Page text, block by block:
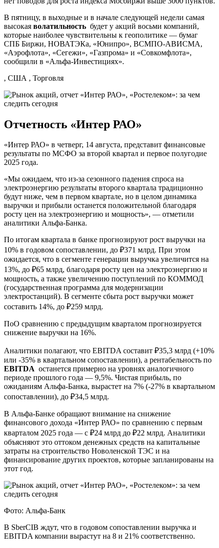
В пятницу, в выходные и в начале следующей недели самая
высокая волатильность будет у акций восьми компаний,
которые наиболее чувствительны к геополитике — бумаг
СПБ Биржи, НОВАТЭКа, «Юнипро», ВСМПО-АВИСМА,
«Аэрофлота», «Сегежи», «Газпрома» и «Совкомфлота»,
сообщили в «Альфа-Инвестициях».
, США , Торговля
Отчетность «Интер РАО»
«Интер РАО» в четверг, 14 августа, представит финансовые
результаты по МСФО за второй квартал и первое полугодие
2025 года.
«Мы ожидаем, что из-за сезонного падения спроса на
электроэнергию результаты второго квартала традиционно
будут ниже, чем в первом квартале, но в целом динамика
выручки и прибыли останется положительной благодаря
росту цен на электроэнергию и мощность», — отметили
аналитики Альфа-Банка.
По итогам квартала в банке прогнозируют рост выручки на
10% в годовом сопоставлении, до ₽371 млрд. При этом
ожидается, что в сегменте генерации выручка увеличится на
13%, до ₽65 млрд, благодаря росту цен на электроэнергию и
мощность, а также увеличению поступлений по КОММОД
(государственная программа для модернизации
электростанций). В сегменте сбыта рост выручки может
составить 14%, до ₽259 млрд.
ПоО сравнению с предыдущим кварталом прогнозируется
снижение выручки на 16%.
Аналитики полагают, что EBITDA составит ₽35,3 млрд (+10%
или -35% в квартальном сопоставлении), а рентабельность по
EBITDA останется примерно на уровнях аналогичного
периоде прошлого года — 9,5%. Чистая прибыль, по
ожиданиям Альфа-Банка, вырастет на 7% (-27% в квартальном
сопоставлении), до ₽34,5 млрд.
В Альфа-Банке обращают внимание на снижение
финансового дохода «Интер РАО» по сравнению с первым
кварталом 2025 года — с ₽24 млрд до ₽22 млрд. Аналитики
объясняют это оттоком денежных средств на капитальные
затраты на строительство Новоленской ТЭС и на
финансирование других проектов, которые запланированы на
этот год.
Фото: Альфа-Банк
В SberCIB ждут, что в годовом сопоставлении выручка и
EBITDA компании вырастут на 8 и 21% соответственно.